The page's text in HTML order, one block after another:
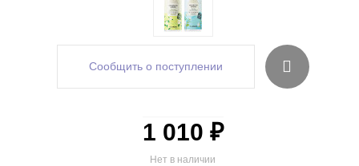
Сообщить о поступлении
Нет в наличии
1 010 ₽